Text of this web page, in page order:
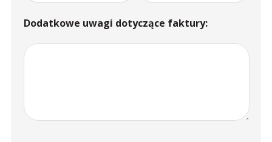
Dodatkowe uwagi dotyczące faktury: